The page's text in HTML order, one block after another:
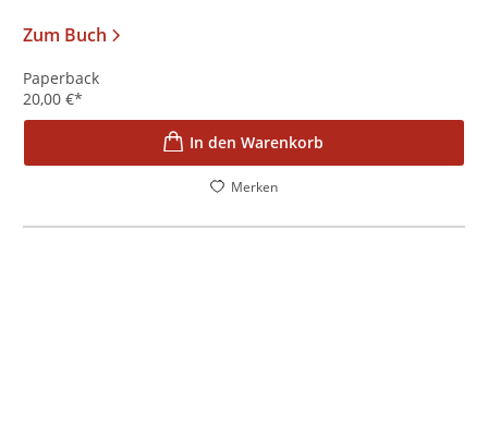
Zum Buch
Paperback
20,00 €*
In den Warenkorb
Merken